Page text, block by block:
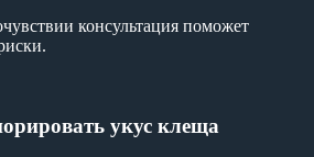
консультация поможет
укус клеща